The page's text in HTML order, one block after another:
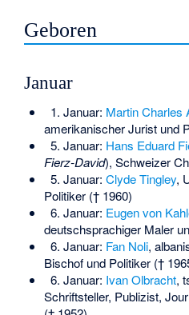
Geboren
Januar
1. Januar: Martin Charles
amerikanischer Jurist und
5. Januar: Hans Eduard
Fierz-David), Schweizer
5. Januar: Clyde Tingley,
Politiker († 1960)
6. Januar: Eugen von
deutschsprachiger Maler
6. Januar: Fan Noli,
Bischof und Politiker (†
6. Januar: Ivan Olbracht,
Schriftsteller, Publizist,